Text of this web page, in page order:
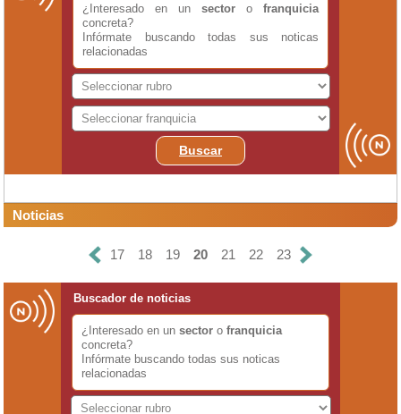
¿Interesado en un sector o franquicia
concreta?
Infórmate buscando todas sus noticas
relacionadas
Buscar
Noticias
17 18 19 20 21 22 23
Buscador de noticias
¿Interesado en un sector o franquicia
concreta?
Infórmate buscando todas sus noticas
relacionadas